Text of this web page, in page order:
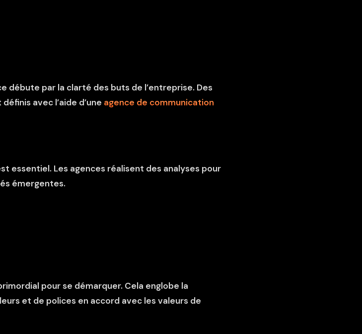
débute par la clarté des buts de l’entreprise. Des
avec l’aide d’une agence de communication
essentiel. Les agences réalisent des analyses pour
émergentes.
pour se démarquer. Cela englobe la
et de polices en accord avec les valeurs de